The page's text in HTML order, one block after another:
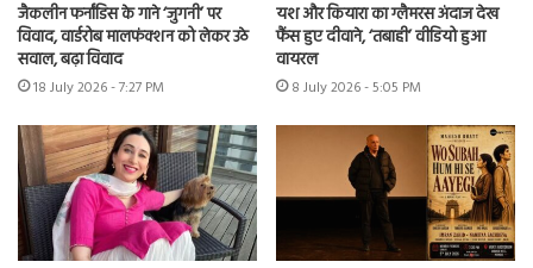
जैकलीन फर्नांडिस के गाने ‘जुगनी’ पर
विवाद, वार्डरोब मालफंक्शन को लेकर उठे
सवाल, बढ़ा विवाद
18 July 2026 - 7:27 PM
यश और कियारा का ग्लैमरस अंदाज देख
फैंस हुए दीवाने, ‘तबाही’ वीडियो हुआ
वायरल
8 July 2026 - 5:05 PM